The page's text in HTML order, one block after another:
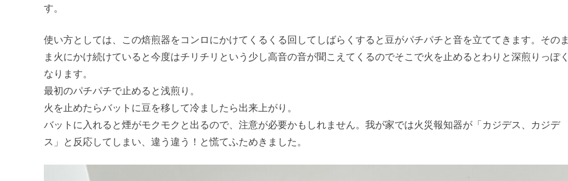
す。
使い方としては、この焙煎器をコンロにかけてくるくる回してしばらくすると豆がパチパチと音を立ててきます。そのま
ま火にかけ続けていると今度はチリチリという少し高音の音が聞こえてくるのでそこで火を止めるとわりと深煎りっぽく
なります。
最初のパチパチで止めると浅煎り。
火を止めたらバットに豆を移して冷ましたら出来上がり。
バットに入れると煙がモクモクと出るので、注意が必要かもしれません。我が家では火災報知器が「カジデス、カジデ
ス」と反応してしまい、違う違う！と慌てふためきました。